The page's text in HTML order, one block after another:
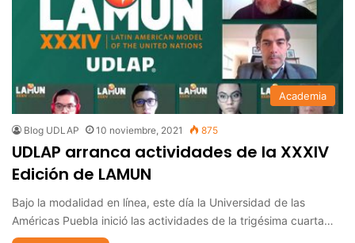
Academia
Blog UDLAP 10 noviembre, 2021 875
UDLAP arranca actividades de la XXXIV
Edición de LAMUN
Bajo la modalidad en línea, este día la Universidad de las
Américas Puebla inició las actividades de la trigésima cuarta…